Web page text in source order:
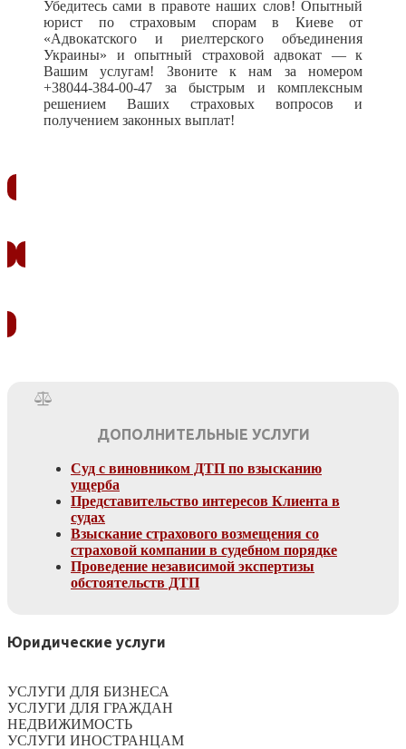
Убедитесь сами в правоте наших слов! Опытный
юрист по страховым спорам в Киеве от
«Адвокатского и риелтерского объединения
Украины» и опытный страховой адвокат — к
Вашим услугам! Звоните к нам за номером
+38044-384-00-47 за быстрым и комплексным
решением Ваших страховых вопросов и
получением законных выплат!
ДОПОЛНИТЕЛЬНЫЕ УСЛУГИ
Суд с виновником ДТП по взысканию
ущерба
Представительство интересов Клиента в
судах
Взыскание страхового возмещения со
страховой компании в судебном порядке
Проведение независимой экспертизы
обстоятельств ДТП
Юридические услуги
УСЛУГИ ДЛЯ БИЗНЕСА
УСЛУГИ ДЛЯ ГРАЖДАН
НЕДВИЖИМОСТЬ
УСЛУГИ ИНОСТРАНЦАМ